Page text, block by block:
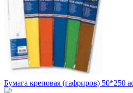
Бумага креповая (гафриров) 50*250